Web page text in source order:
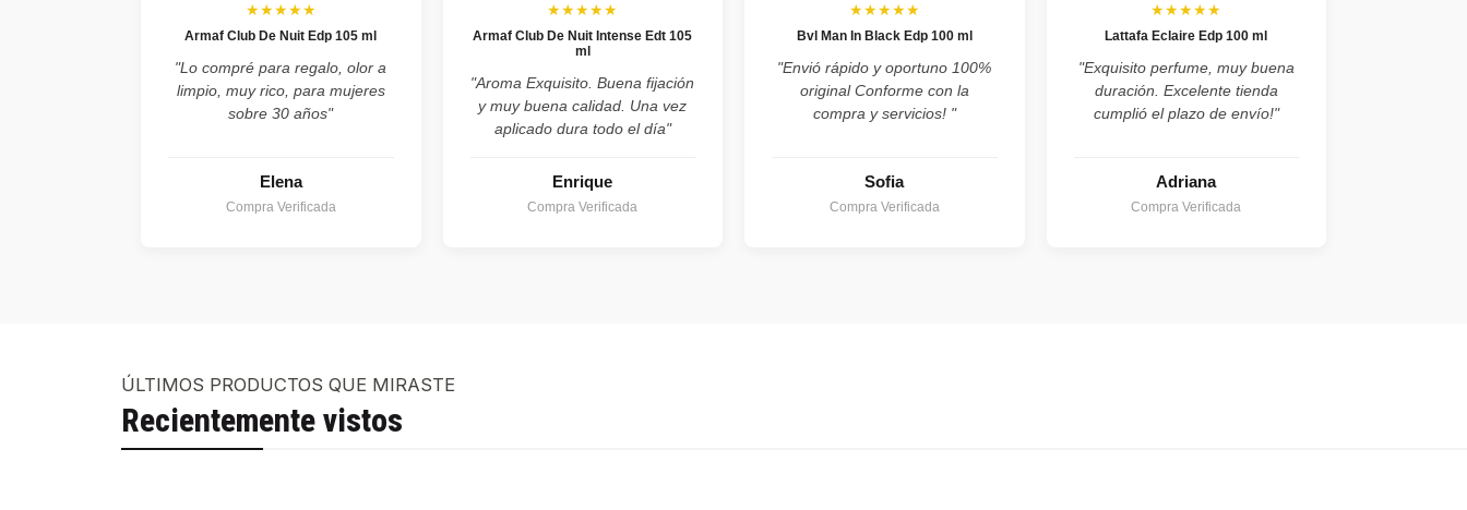
★★★★★
Armaf Club De Nuit Edp 105 ml
"Lo compré para regalo, olor a
limpio, muy rico, para mujeres
sobre 30 años"
Elena
Compra Verificada
★★★★★
Armaf Club De Nuit Intense Edt 105
ml
"Aroma Exquisito. Buena fijación
y muy buena calidad. Una vez
aplicado dura todo el día"
Enrique
Compra Verificada
★★★★★
Bvl Man In Black Edp 100 ml
"Envió rápido y oportuno 100%
original Conforme con la
compra y servicios! "
Sofia
Compra Verificada
★★★★★
Lattafa Eclaire Edp 100 ml
"Exquisito perfume, muy buena
duración. Excelente tienda
cumplió el plazo de envío!"
Adriana
Compra Verificada
ÚLTIMOS PRODUCTOS QUE MIRASTE
Recientemente vistos